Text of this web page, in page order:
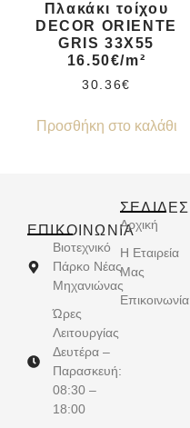
Πλακάκι τοίχου
DECOR ORIENTE
GRIS 33X55
16.50€/m²
30.36€
Προσθήκη στο καλάθι
ΕΠΙΚΟΙΝΩΝΊΑ
Βιοτεχνικό
Πάρκο Νέας
Μηχανιώνας
Ώρες
Λειτουργίας
Δευτέρα –
Παρασκευή:
08:30 –
18:00
ΣΕΛΙΔΕΣ
Αρχική
Η Εταιρεία
Μας
Επικοινωνία